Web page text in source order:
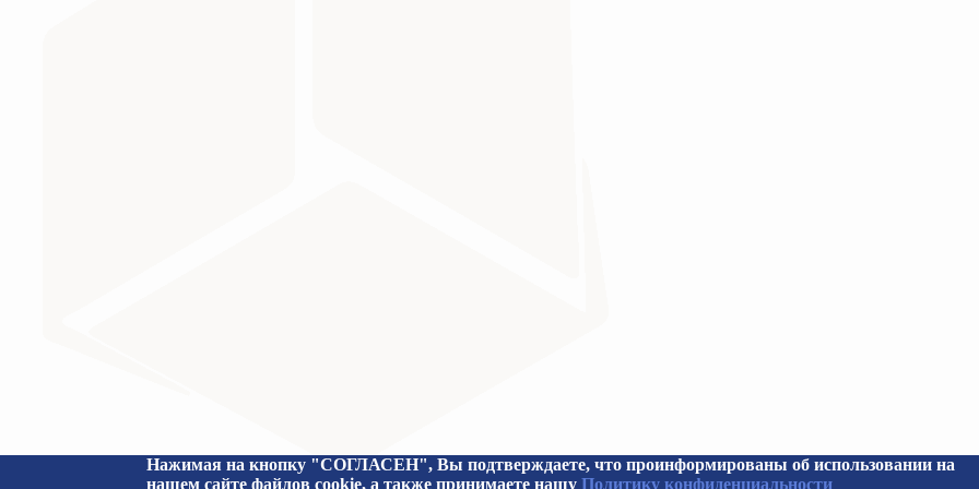
Нажимая на кнопку "СОГЛАСЕН", Вы подтверждаете, что проинформированы об использовании на
нашем сайте файлов cookie, а также принимаете нашуПолитику конфиденциальности